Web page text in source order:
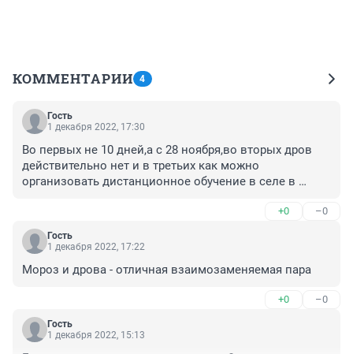
КОММЕНТАРИИ 4
Гость
1 декабря 2022, 17:30
Во первых не 10 дней,а с 28 ноября,во вторых дров
действительно нет и в третьих как можно
организовать дистанционное обучение в селе в
+0 –0
Гость
1 декабря 2022, 17:22
Мороз и дрова - отличная взаимозаменяемая пара
+0 –0
Гость
1 декабря 2022, 15:13